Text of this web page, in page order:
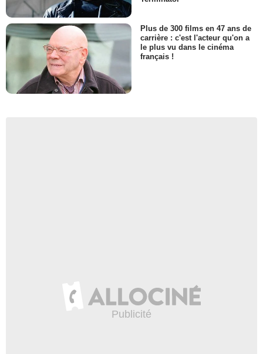
Plus de 300 films en 47 ans de
carrière : c'est l'acteur qu'on a
le plus vu dans le cinéma
français !